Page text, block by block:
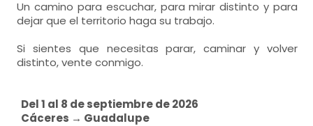
Un camino para escuchar, para mirar distinto y para
dejar que el territorio haga su trabajo.
Si sientes que necesitas parar, caminar y volver
distinto, vente conmigo.
Del 1 al 8 de septiembre de 2026
Cáceres → Guadalupe